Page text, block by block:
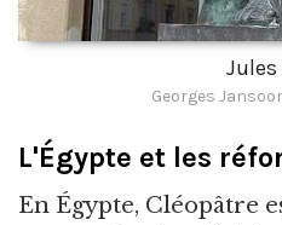
Jules
Georges
L'Égypte et les
En Égypte, Cléopâtre